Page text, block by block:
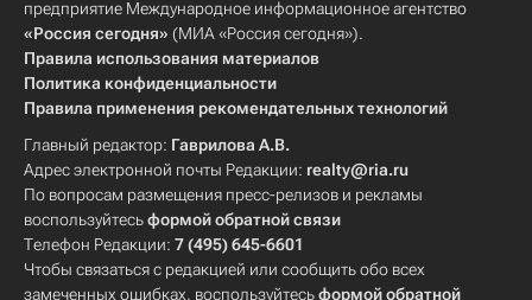
предприятие Международное информационное агентство
«Россия сегодня» (МИА «Россия сегодня»).
Правила использования материалов
Политика конфиденциальности
Правила применения рекомендательных технологий
Главный редактор: Гаврилова А.В.
Адрес электронной почты Редакции: realty@ria.ru
По вопросам размещения пресс-релизов и рекламы
воспользуйтесьформой обратной связи
Телефон Редакции: 7 (495) 645-6601
Чтобы связаться с редакцией или сообщить обо всех
замеченных ошибках, воспользуйтесьформой обратной